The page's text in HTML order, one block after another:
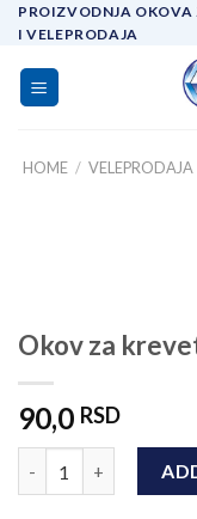
Skip
content
PROIZVODNJA
I VELEPRODAJA
HOME / VELEPRODAJA
Okov za
90,0 RSD